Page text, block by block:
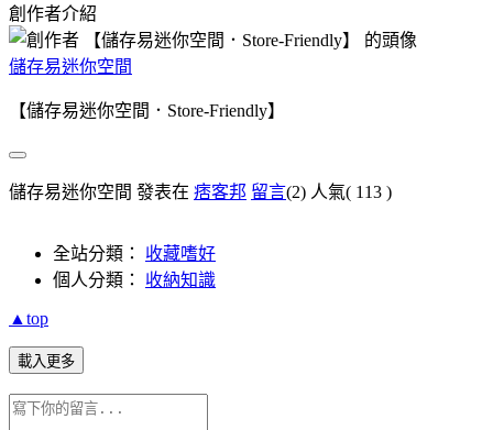
創作者介紹
儲存易迷你空間
【儲存易迷你空間．Store-Friendly】
儲存易迷你空間 發表在 痞客邦 留言(2) 人氣( 113 )
全站分類： 收藏嗜好
個人分類： 收納知識
▲top
載入更多